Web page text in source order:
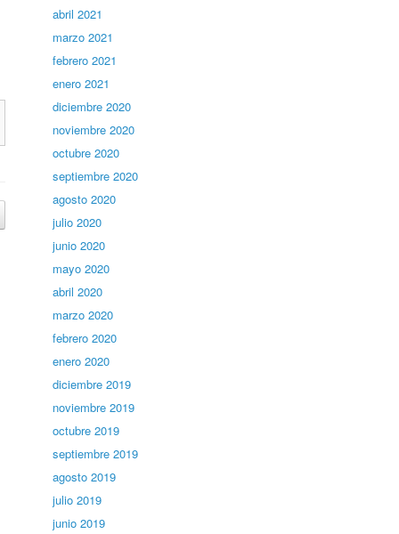
abril 2021
marzo 2021
febrero 2021
enero 2021
diciembre 2020
noviembre 2020
octubre 2020
septiembre 2020
agosto 2020
julio 2020
junio 2020
mayo 2020
abril 2020
marzo 2020
febrero 2020
enero 2020
diciembre 2019
noviembre 2019
octubre 2019
septiembre 2019
agosto 2019
julio 2019
junio 2019